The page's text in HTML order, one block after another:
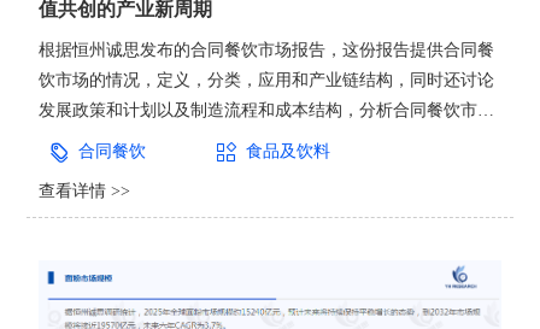
值共创的产业新周期
根据恒州诚思发布的合同餐饮市场报告，这份报告提供合同餐
饮市场的情况，定义，分类，应用和产业链结构，同时还讨论
发展政策和计划以及制造流程和成本结构，分析合同餐饮市场
的发展现状与未来市场趋势。并从生产与消费两个角度来分析
商。在企业、学校、医院等机构的日常运转中，员工与师生的
合同餐饮 食品及饮料
查看详情 >>